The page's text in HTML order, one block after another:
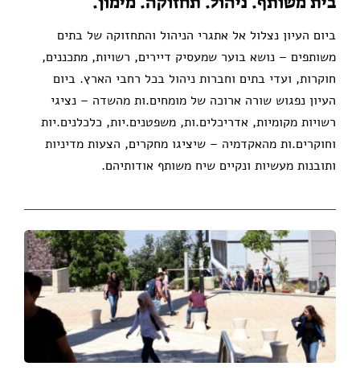
ביום העיון נצלול אל אתגרי הניהול והתחזוקה של בתים
משותפים – נושא בוער שמעסיק דיירים, רשויות, מתכננים,
חוקרות, ועדי בתים וחברות ניהול בכל רחבי הארץ. ביום
העיון נפגוש שורה ארוכה של מומחים.ות מהשדה – נציגי
רשויות מקומיות, אדריכלים.ות, משפטנים.יות, כלכלנים.יות
וחוקרים.ות מהאקדמיה – שיציגו מחקרים, הצעות מדיניות
ותובנות מעשיות ונקיים שיח משותף אודותיהם.